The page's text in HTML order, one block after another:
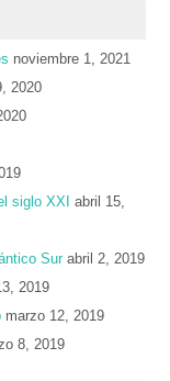
noviembre 1, 2021
2020
siglo XXI
abril 15,
Sur abril 2, 2019
2019
marzo 12, 2019
8, 2019